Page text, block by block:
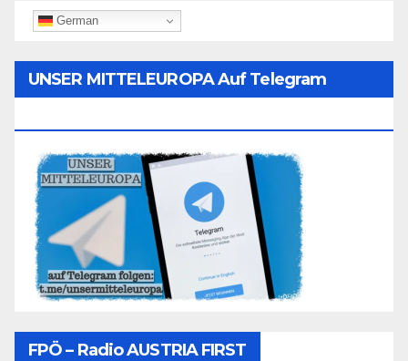
German
UNSER MITTELEUROPA Auf Telegram
FPÖ – Radio AUSTRIA FIRST